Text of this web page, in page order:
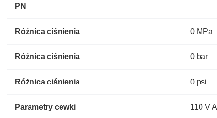
PN
Różnica ciśnienia 0 MPa
Różnica ciśnienia 0 bar
Różnica ciśnienia 0 psi
Parametry cewki 110 V